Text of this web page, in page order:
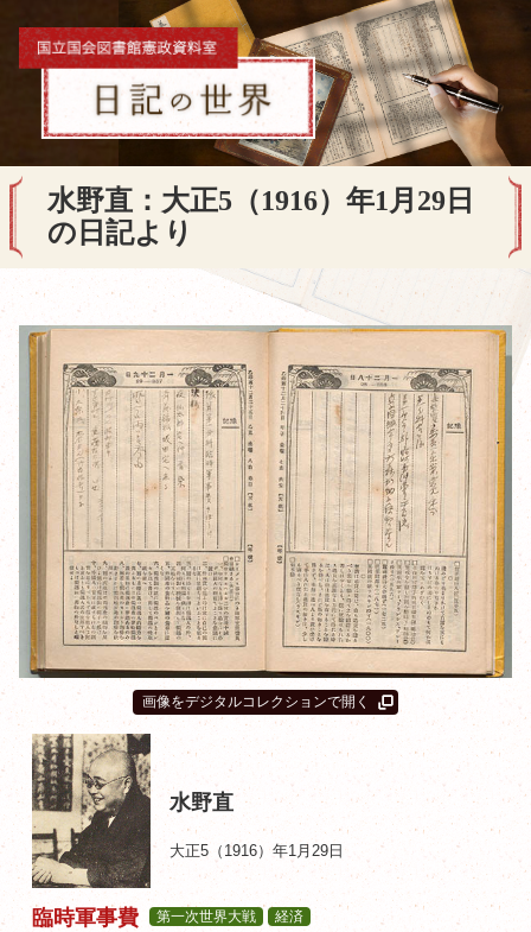
水野直：大正5（1916）年1月29日
の日記より
画像をデジタルコレクションで開く
水野直
大正5（1916）年1月29日
臨時軍事費 第一次世界大戦 経済